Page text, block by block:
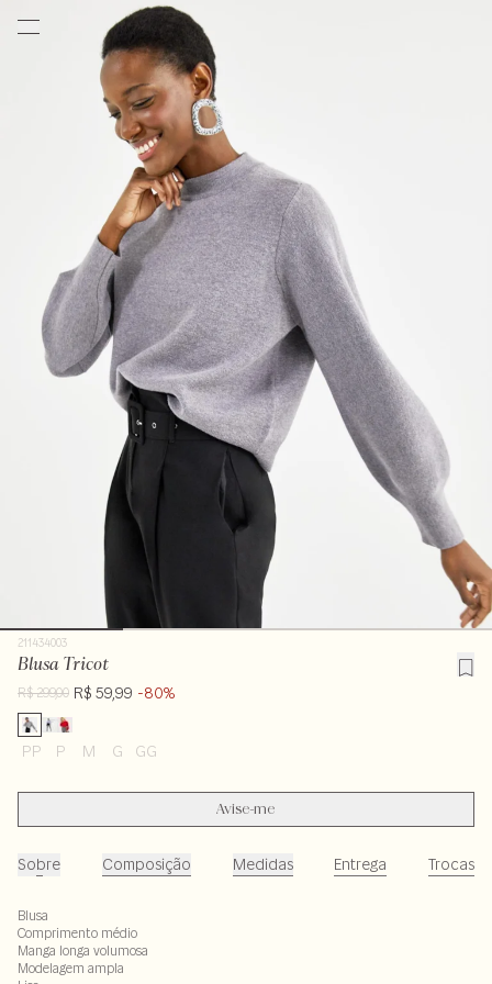
211434003
Blusa Tricot
R$ 299,00 R$ 59,99 -80%
PP P M G GG
Avise-me
Sobre Composição Medidas Entrega Trocas
Blusa
Comprimento médio
Manga longa volumosa
Modelagem ampla